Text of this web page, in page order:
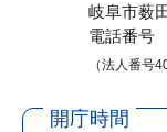
岐阜市薮
電話番号
（法人番号
開庁時間